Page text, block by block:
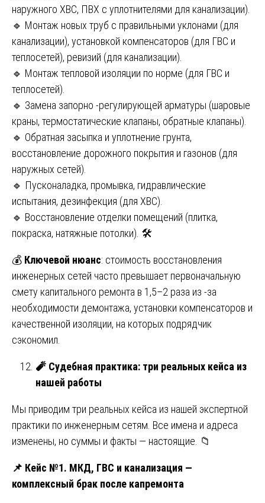
наружного ХВС, ПВХ с уплотнителями для канализации).
🔹 Монтаж новых труб с правильными уклонами (для
канализации), установкой компенсаторов (для ГВС и
теплосетей), ревизий (для канализации).
🔹 Монтаж тепловой изоляции по норме (для ГВС и
теплосетей).
🔹 Замена запорно -регулирующей арматуры (шаровые
краны, термостатические клапаны, обратные клапаны).
🔹 Обратная засыпка и уплотнение грунта,
восстановление дорожного покрытия и газонов (для
наружных сетей).
🔹 Пусконаладка, промывка, гидравлические
испытания, дезинфекция (для ХВС).
🔹 Восстановление отделки помещений (плитка,
покраска, натяжные потолки). 🛠️
💰 Ключевой нюанс: стоимость восстановления
инженерных сетей часто превышает первоначальную
смету капитального ремонта в 1,5–2 раза из -за
необходимости демонтажа, установки компенсаторов и
качественной изоляции, на которых подрядчик
сэкономил.
🧨 Судебная практика: три реальных кейса из
нашей работы
Мы приводим три реальных кейса из нашей экспертной
практики по инженерным сетям. Все имена и адреса
изменены, но суммы и факты — настоящие. 📁
📌 Кейс №1. МКД, ГВС и канализация —
комплексный брак после капремонта